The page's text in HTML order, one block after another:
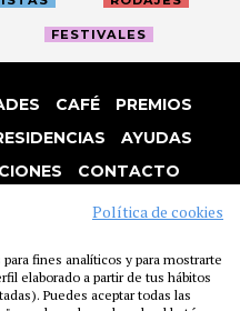
FESTIVALES
CAFÉ
PREMIOS
AYUDAS
CONTACTO
COOKIES
Política de cookies
fines analíticos y para mostrarte
elaborado a partir de tus hábitos
Puedes aceptar todas las